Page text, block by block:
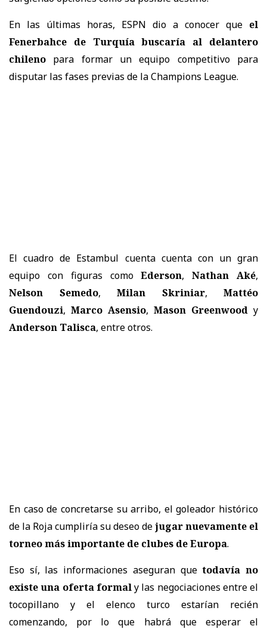
En las últimas horas, ESPN dio a conocer que el
Fenerbahce de Turquía buscaría al delantero
chileno para formar un equipo competitivo para
disputar las fases previas de la Champions League.
El cuadro de Estambul cuenta cuenta con un gran
equipo con figuras comoEderson,Nathan Aké,
Nelson Semedo, Milan Skriniar, Mattéo
Guendouzi, Marco Asensio, Mason Greenwood y
Anderson Talisca, entre otros.
En caso de concretarse su arribo, el goleador histórico
de la Roja cumpliría su deseo dejugar nuevamente el
torneo más importante de clubes de Europa.
Eso sí, las informaciones aseguran quetodavía no
existe una oferta formaly las negociaciones entre el
tocopillano y el elenco turco estarían recién
comenzando, por lo que habrá que esperar el